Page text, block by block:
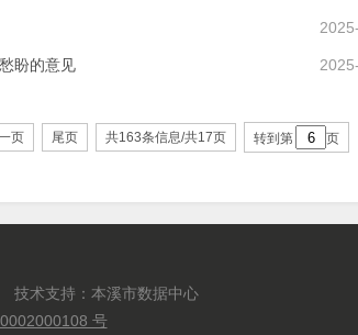
盼的意见
页 尾页 共163条信息/共17页 转到第 页
术支持：本溪市数据中心
号